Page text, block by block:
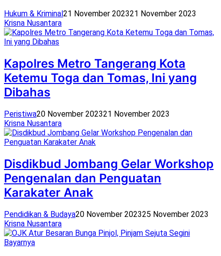
Hukum & Kriminal 21 November 202321 November 2023
Krisna Nusantara
Kapolres Metro Tangerang Kota
Ketemu Toga dan Tomas, Ini yang
Dibahas
Peristiwa20 November 202321 November 2023
Krisna Nusantara
Disdikbud Jombang Gelar Workshop
Pengenalan dan Penguatan
Karakater Anak
Pendidikan & Budaya20 November 202325 November 2023
Krisna Nusantara